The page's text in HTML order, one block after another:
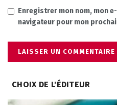
Enregistrer mon nom, mon
navigateur pour mon
CHOIX DE L'ÉDITEUR